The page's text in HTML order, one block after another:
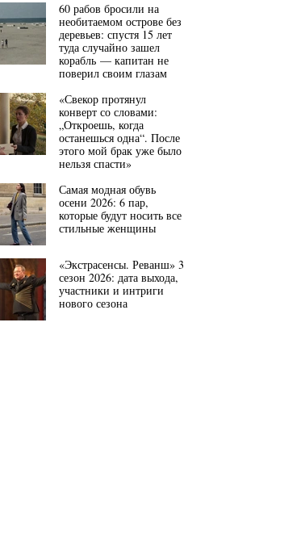
60 рабов бросили на
необитаемом острове без
деревьев: спустя 15 лет
туда случайно зашел
корабль — капитан не
поверил своим глазам
«Свекор протянул
конверт со словами:
„Откроешь, когда
останешься одна“. После
этого мой брак уже было
нельзя спасти»
Самая модная обувь
осени 2026: 6 пар,
которые будут носить все
стильные женщины
«Экстрасенсы. Реванш» 3
сезон 2026: дата выхода,
участники и интриги
нового сезона